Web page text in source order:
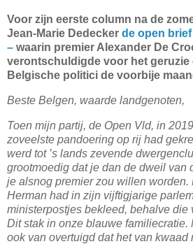
Voor zijn eerste column na de
Jean-Marie Dedecker de open
– waarin premier Alexander De
verontschuldigde voor het geruzie
Belgische politici de voorbije
Beste Belgen, waarde landgenoten,
Toen mijn partij, de Open Vld, in
zoveelste pandoering op rij had
werd tot ’s lands zevende
grootmoedig dat je dan de dweil van
je alsnog premier zou willen worden.
Herman had in zijn vijftigjarige
ministerpostjes bekleed, behalve die
Dit stak in onze blauwe familiecratie.
ook van overtuigd dat het van kwaad